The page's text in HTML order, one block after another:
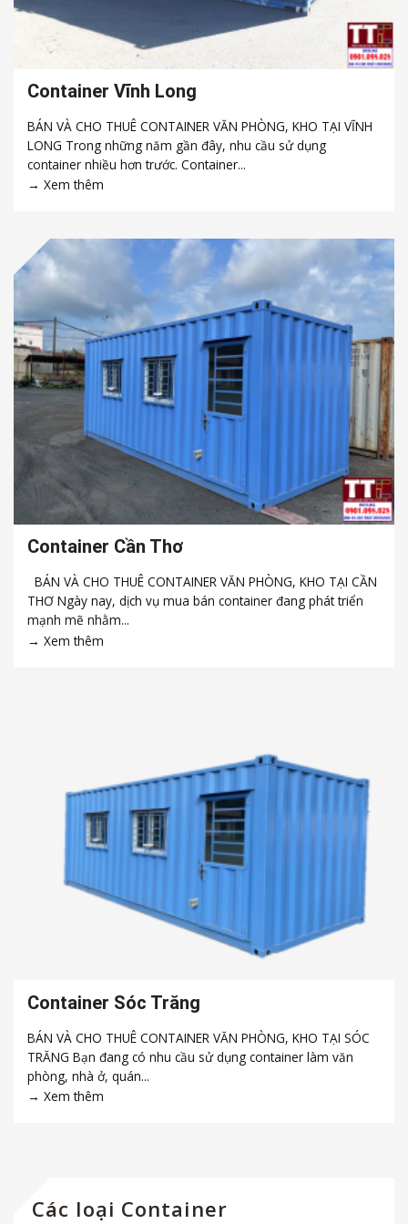
Container Vĩnh Long
BÁN VÀ CHO THUÊ CONTAINER VĂN PHÒNG, KHO TẠI VĨNH
LONG Trong những năm gần đây, nhu cầu sử dụng
container nhiều hơn trước. Container...
Container Cần Thơ
BÁN VÀ CHO THUÊ CONTAINER VĂN PHÒNG, KHO TẠI CẦN
THƠ Ngày nay, dịch vụ mua bán container đang phát triển
mạnh mẽ nhằm...
Container Sóc Trăng
BÁN VÀ CHO THUÊ CONTAINER VĂN PHÒNG, KHO TẠI SÓC
TRĂNG Bạn đang có nhu cầu sử dụng container làm văn
phòng, nhà ở, quán...
Các loại Container